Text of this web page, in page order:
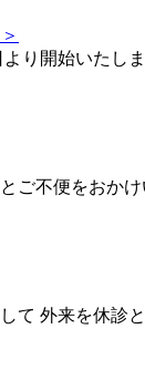
り開始いた
ご不便をおか
て 外来を休